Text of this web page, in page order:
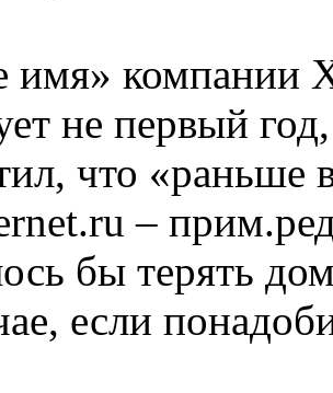
имя» компании
не первый
что «раньше
–
бы терять
если